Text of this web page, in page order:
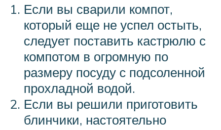
Если вы сварили компот,
который еще не успел остыть,
следует поставить кастрюлю с
компотом в огромную по
размеру посуду с подсоленной
прохладной водой.
Если вы решили приготовить
блинчики, настоятельно